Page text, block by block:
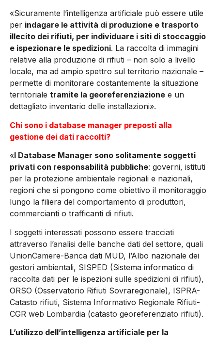
«Sicuramente l’intelligenza artificiale può esse­re utile
per indagare le attività di produzione e trasporto
illecito dei rifiuti, per individuare i siti di stoccaggio
e ispezionare le spedizioni. La raccolta di immagini
relative alla produzione di rifiuti – non solo a livello
locale, ma ad ampio spettro sul territorio nazionale –
permette di mo­nitorare costantemente la situazione
territoriale tramite la georeferenziazione e un
dettagliato inventario delle installazioni».
Chi sono i database manager preposti alla
gestione dei dati raccolti?
«I Database Manager sono solitamente soggetti
privati con responsabilità pubbliche: governi, istituti
per la protezione ambientale regionali e nazionali,
regioni che si pongono come obietti­vo il monitoraggio
lungo la filiera del comporta­mento di produttori,
commercianti o trafficanti di rifiuti.
I soggetti interessati possono essere tracciati
attraverso l’analisi delle banche da­ti del settore, quali
UnionCamere-Banca dati MUD, l’Albo nazionale dei
gestori ambientali, SISPED (Sistema informatico di
raccolta da­ti per le ispezioni sulle spedizioni di rifiuti),
ORSO (Osservatorio Rifiuti Sovraregionale), ISPRA-
Catasto rifiuti, Sistema Informativo Re­gionale Rifiuti-
CGR web Lombardia (catasto georeferenziato rifiuti).
L’utilizzo dell’intelli­genza artificiale per la